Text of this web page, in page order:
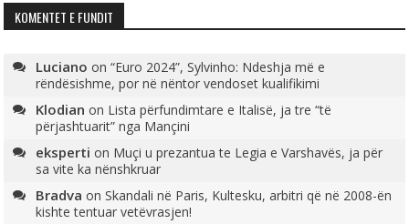
KOMENTET E FUNDIT
Luciano on“Euro 2024”, Sylvinho: Ndeshja më e
rëndësishme, por në nëntor vendoset kualifikimi
Klodian on Lista përfundimtare e Italisë, ja tre “të
përjashtuarit” nga Mançini
eksperti on Muçi u prezantua te Legia e Varshavës, ja për
sa vite ka nënshkruar
Bradva onSkandali në Paris, Kultesku, arbitri që në 2008-ën
kishte tentuar vetëvrasjen!